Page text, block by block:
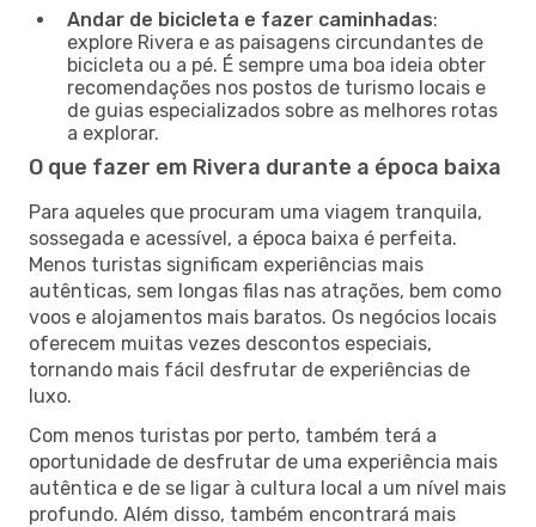
Andar de bicicleta e fazer caminhadas:
explore Rivera e as paisagens circundantes de
bicicleta ou a pé. É sempre uma boa ideia obter
recomendações nos postos de turismo locais e
de guias especializados sobre as melhores rotas
a explorar.
O que fazer em Rivera durante a época baixa
Para aqueles que procuram uma viagem tranquila,
sossegada e acessível, a época baixa é perfeita.
Menos turistas significam experiências mais
autênticas, sem longas filas nas atrações, bem como
voos e alojamentos mais baratos. Os negócios locais
oferecem muitas vezes descontos especiais,
tornando mais fácil desfrutar de experiências de
luxo.
Com menos turistas por perto, também terá a
oportunidade de desfrutar de uma experiência mais
autêntica e de se ligar à cultura local a um nível mais
profundo. Além disso, também encontrará mais